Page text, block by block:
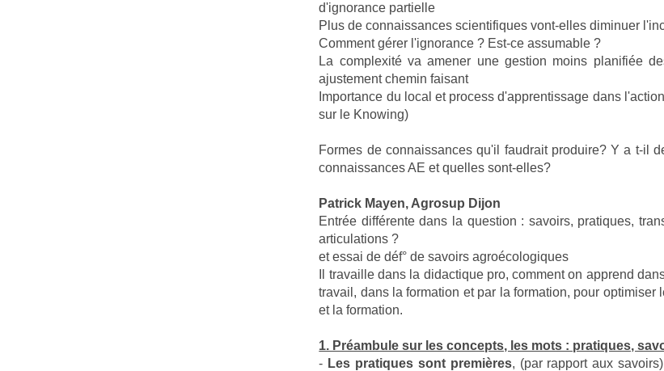
d'ignorance partielle
Plus de connaissances scientifiques vont-elles diminuer
Comment gérer l'ignorance ? Est-ce assumable ?
La complexité va amener une gestion moins planifiée
ajustement chemin faisant
Importance du local et process d'apprentissage dans
sur le Knowing)
Formes de connaissances qu'il faudrait produire? Y a t-il
connaissances AE et quelles sont-elles?
Patrick Mayen, Agrosup Dijon
Entrée différente dans la question : savoirs, pratiques,
articulations ?
et essai de déf° de savoirs agroécologiques
Il travaille dans la didactique pro, comment on apprend
travail, dans la formation et par la formation, pour optimiser
et la formation.
1. Préambule sur les concepts, les mots : pratiques,
- Les pratiques sont premières, (par rapport aux